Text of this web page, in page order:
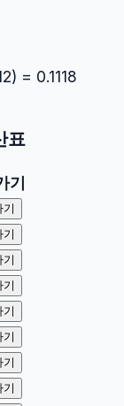
) = 0.1118
표
기
기
기
기
기
기
기
기
기